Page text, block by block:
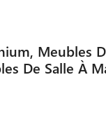
Meubles
De Salle À